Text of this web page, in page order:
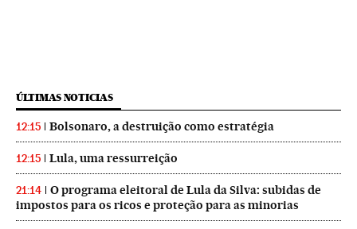
ÚLTIMAS NOTICIAS
12:15 Bolsonaro, a destruição como estratégia
12:15 Lula, uma ressurreição
21:14
O programa eleitoral de Lula da Silva: subidas de
impostos para os ricos e proteção para as minorias